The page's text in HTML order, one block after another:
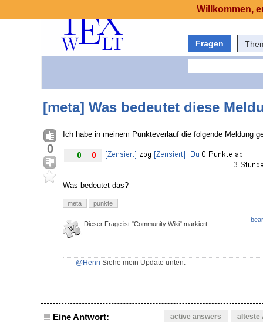
Fragen
[meta] Was bedeutet diese
0
Ich habe in meinem Punkteverlauf die folgende Meldung
Was bedeutet das?
meta punkte
Dieser Frage ist "Community Wiki" markiert.
@Henri Siehe mein Update unten.
Eine Antwort: active answers älteste
Willkommen,